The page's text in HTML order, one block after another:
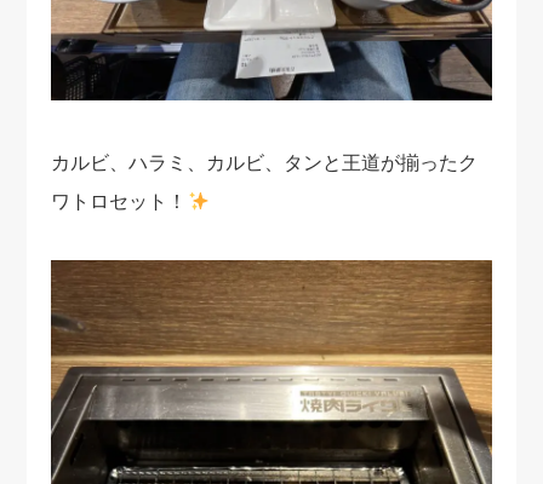
カルビ、ハラミ、カルビ、タンと王道が揃ったク
ワトロセット！